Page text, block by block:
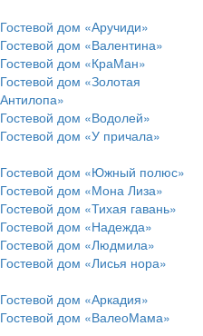
Гостевой дом «Аручиди»
Гостевой дом «Валентина»
Гостевой дом «КраМан»
Гостевой дом «Золотая
Антилопа»
Гостевой дом «Водолей»
Гостевой дом «У причала»
Гостевой дом «Южный полюс»
Гостевой дом «Мона Лиза»
Гостевой дом «Тихая гавань»
Гостевой дом «Надежда»
Гостевой дом «Людмила»
Гостевой дом «Лисья нора»
Гостевой дом «Аркадия»
Гостевой дом «ВалеоМама»